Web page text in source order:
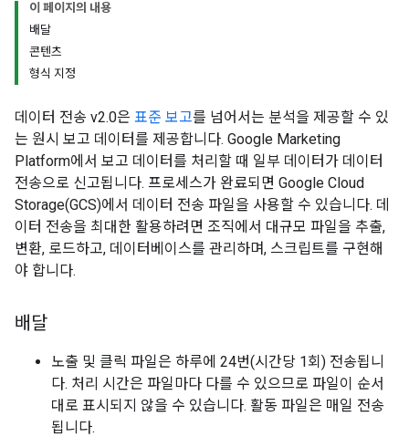
이 페이지의 내용
배달
콘텐츠
형식 지정
데이터 전송 v2.0은 표준 보고를 넘어서는 분석을 제공할 수 있
는 원시 보고 데이터를 제공합니다. Google Marketing
Platform에서 보고 데이터를 처리할 때 일부 데이터가 데이터
전송으로 신고됩니다. 프로세스가 완료되면 Google Cloud
Storage(GCS)에서 데이터 전송 파일을 사용할 수 있습니다. 데
이터 전송을 최대한 활용하려면 조직에서 대규모 파일을 추출,
변환, 로드하고, 데이터베이스를 관리하며, 스크립트를 구현해
야 합니다.
배달
노출 및 클릭 파일은 하루에 24번(시간당 1회) 전송됩니
다. 처리 시간은 파일마다 다를 수 있으므로 파일이 순서
대로 표시되지 않을 수 있습니다. 활동 파일은 매일 전송
됩니다.